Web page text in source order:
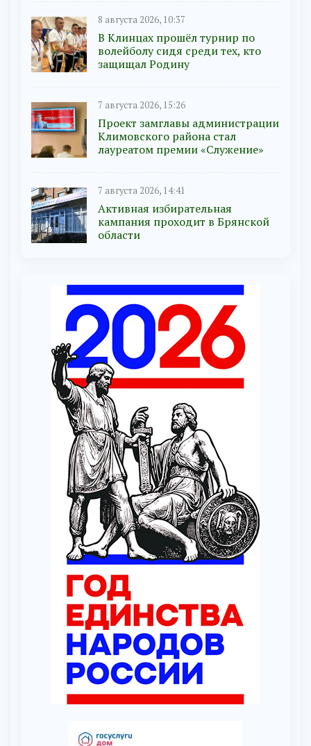
8 августа 2026, 10:37
В Клинцах прошёл турнир по
волейболу сидя среди тех, кто
защищал Родину
7 августа 2026, 15:26
Проект замглавы администрации
Климовского района стал
лауреатом премии «Служение»
7 августа 2026, 14:41
Активная избирательная
кампания проходит в Брянской
области